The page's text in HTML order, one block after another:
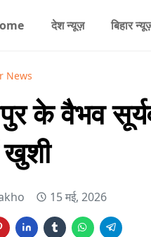
देश न्यूज़ बिहार
News
के वैभव
15 मई, 2026